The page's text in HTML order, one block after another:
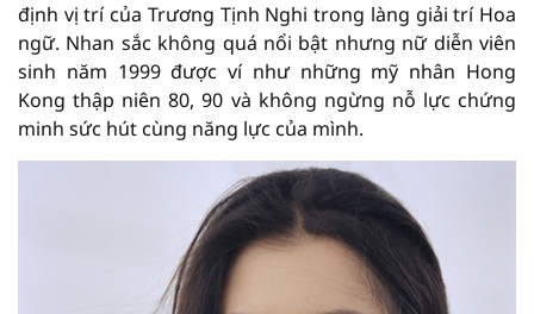
định vị trí của Trương Tịnh Nghi trong làng giải trí Hoa
ngữ. Nhan sắc không quá nổi bật nhưng nữ diễn viên
sinh năm 1999 được ví như những mỹ nhân Hong
Kong thập niên 80, 90 và không ngừng nỗ lực chứng
minh sức hút cùng năng lực của mình.